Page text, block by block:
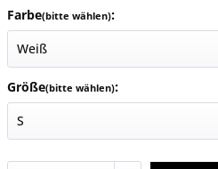
Farbe(bitte wählen):
Größe(bitte wählen):